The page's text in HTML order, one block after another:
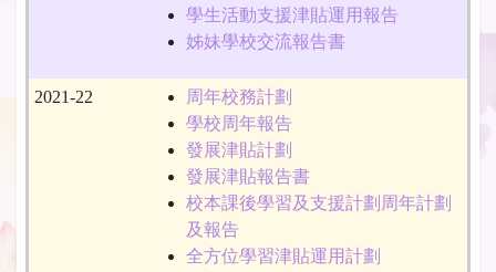
學生活動支援津貼運用報告
姊妹學校交流報告書
2021-22
周年校務計劃
學校周年報告
發展津貼計劃
發展津貼報告書
校本課後學習及支援計劃周年計劃
及報告
全方位學習津貼運用計劃